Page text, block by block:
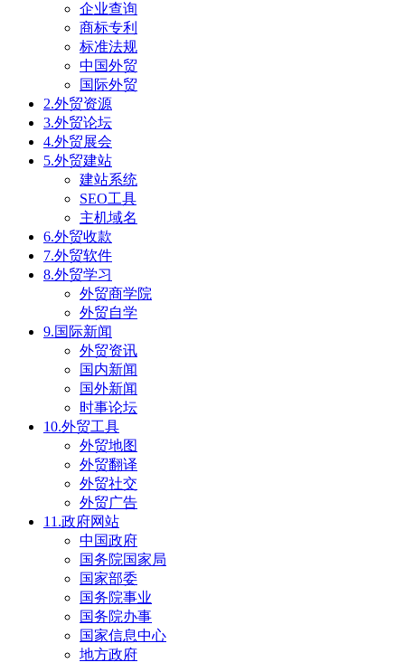
企业查询
商标专利
标准法规
中国外贸
国际外贸
2.外贸资源
3.外贸论坛
4.外贸展会
5.外贸建站
建站系统
SEO工具
主机域名
6.外贸收款
7.外贸软件
8.外贸学习
外贸商学院
外贸自学
9.国际新闻
外贸资讯
国内新闻
国外新闻
时事论坛
10.外贸工具
外贸地图
外贸翻译
外贸社交
外贸广告
11.政府网站
中国政府
国务院国家局
国家部委
国务院事业
国务院办事
国家信息中心
地方政府